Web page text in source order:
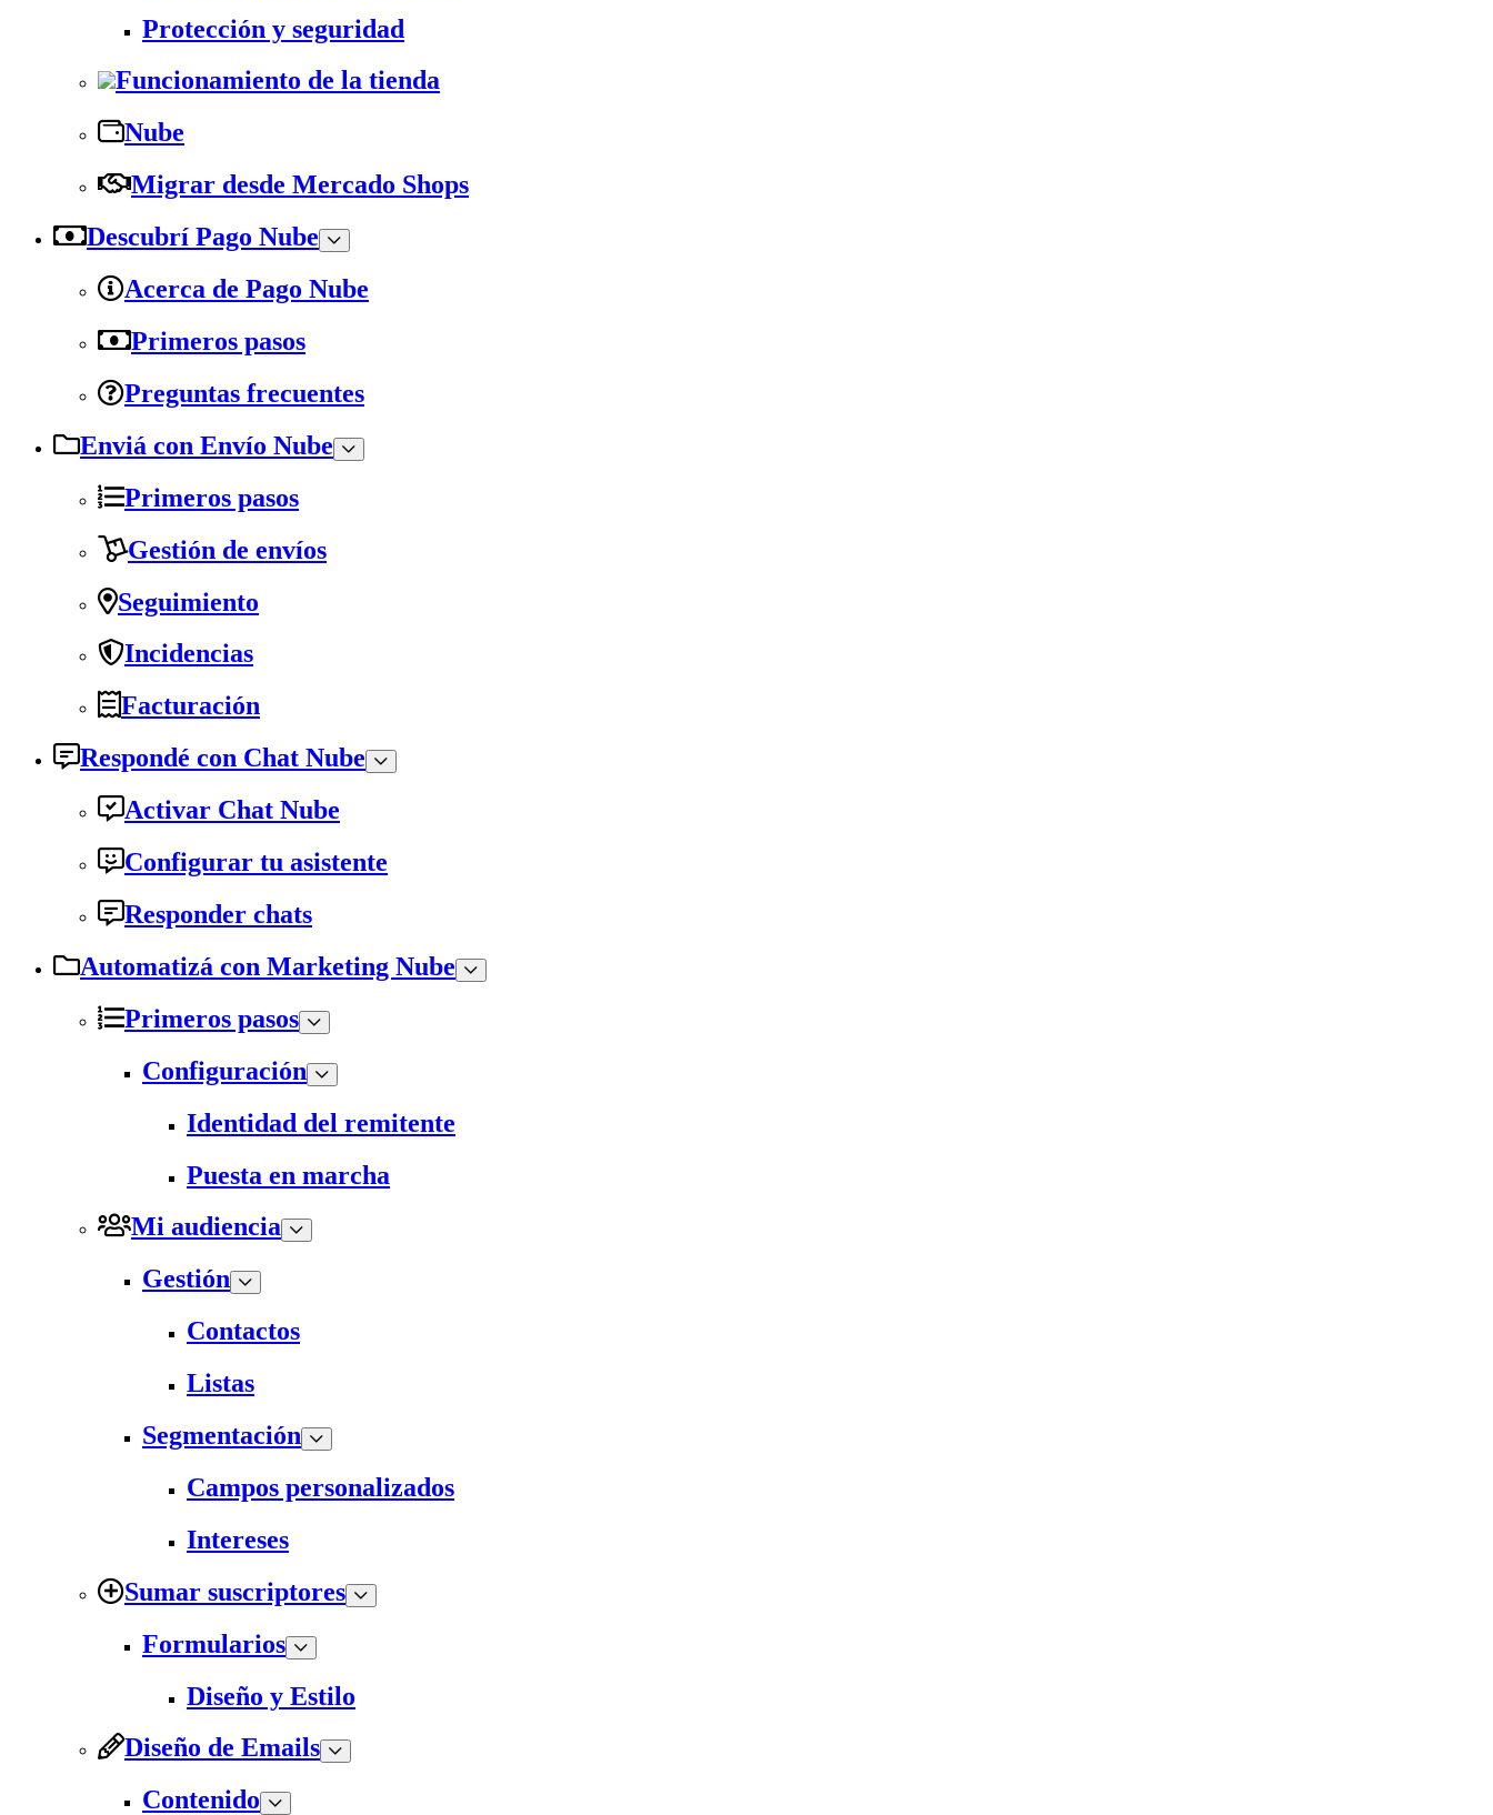
Protección y seguridad
Funcionamiento de la tienda
Nube
Migrar desde Mercado Shops
Descubrí Pago Nube
Acerca de Pago Nube
Primeros pasos
Preguntas frecuentes
Enviá con Envío Nube
Primeros pasos
Gestión de envíos
Seguimiento
Incidencias
Facturación
Respondé con Chat Nube
Activar Chat Nube
Configurar tu asistente
Responder chats
Automatizá con Marketing Nube
Primeros pasos
Configuración
Identidad del remitente
Puesta en marcha
Mi audiencia
Gestión
Contactos
Listas
Segmentación
Campos personalizados
Intereses
Sumar suscriptores
Formularios
Diseño y Estilo
Diseño de Emails
Contenido